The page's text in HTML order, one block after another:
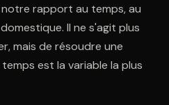
rapport au temps, au
Il ne s'agit plus
mais de résoudre une
est la variable la plus